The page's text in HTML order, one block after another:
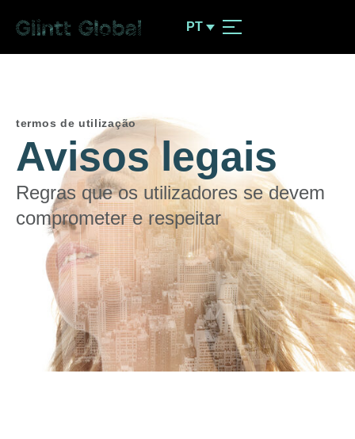
PT
termos de utilização
Avisos legais
Regras que os utilizadores se devem
comprometer e respeitar